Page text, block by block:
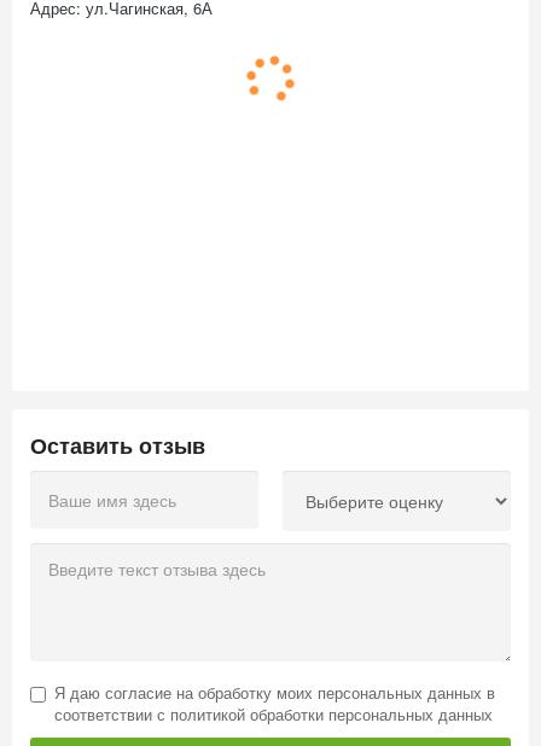
Адрес: ул.Чагинская, 6А
Оставить отзыв
Я даю согласие на обработку моих персональных данных в
соответствии с политикой обработки персональных данных